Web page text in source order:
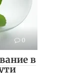
0
в